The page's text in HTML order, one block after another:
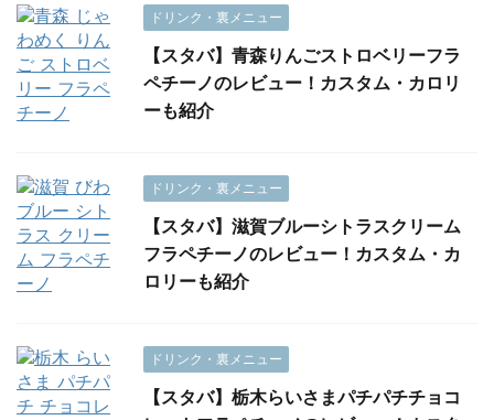
ドリンク・裏メニュー
【スタバ】青森りんごストロベリーフラ
ペチーノのレビュー！カスタム・カロリ
ーも紹介
ドリンク・裏メニュー
【スタバ】滋賀ブルーシトラスクリーム
フラペチーノのレビュー！カスタム・カ
ロリーも紹介
ドリンク・裏メニュー
【スタバ】栃木らいさまパチパチチョコ